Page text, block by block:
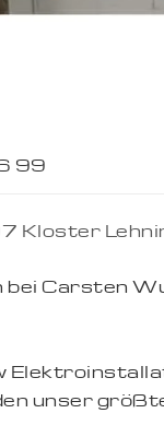
99
Kloster
bei Carsten
unser